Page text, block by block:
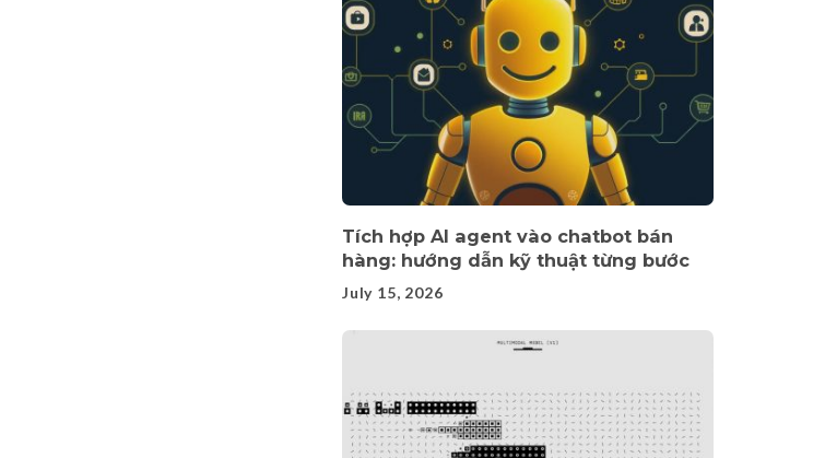
Tích hợp AI agent vào chatbot bán
hàng: hướng dẫn kỹ thuật từng bước
July 15, 2026